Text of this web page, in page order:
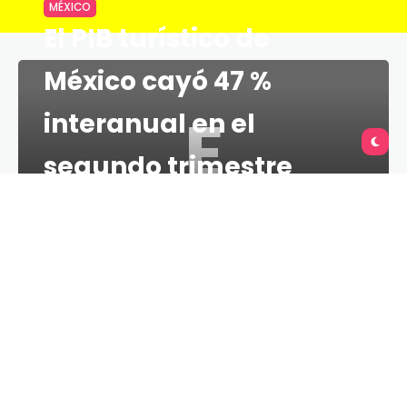
E
MÉXICO
El PIB turístico de
México cayó 47 %
interanual en el
segundo trimestre